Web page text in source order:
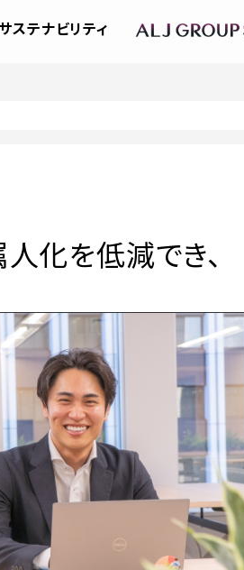
サステナビリティ
化を低減でき、